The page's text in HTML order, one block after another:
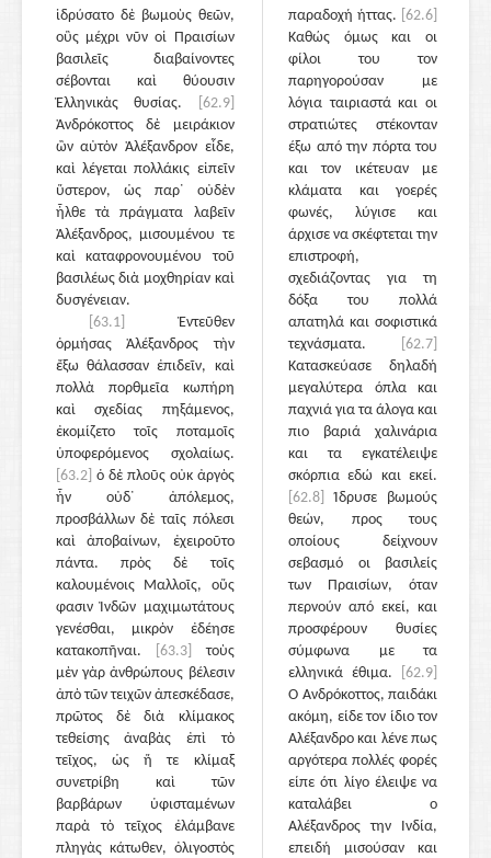
ἱδρύσατο δὲ βωμοὺς θεῶν,
οὓς μέχρι νῦν οἱ Πραισίων
βασιλεῖς διαβαίνοντες
σέβονται καὶ θύουσιν
Ἑλληνικὰς θυσίας.
[62.9]
Ἀνδρόκοττος δὲ μειράκιον
ὢν αὐτὸν Ἀλέξανδρον εἶδε,
καὶ λέγεται πολλάκις εἰπεῖν
ὕστερον, ὡς παρ᾽ οὐδὲν
ἦλθε τὰ πράγματα λαβεῖν
Ἀλέξανδρος, μισουμένου τε
καὶ καταφρονουμένου τοῦ
βασιλέως διὰ μοχθηρίαν καὶ
δυσγένειαν.
[63.1]
Ἐντεῦθεν
ὁρμήσας Ἀλέξανδρος τὴν
ἔξω θάλασσαν ἐπιδεῖν, καὶ
πολλὰ πορθμεῖα κωπήρη
καὶ σχεδίας πηξάμενος,
ἐκομίζετο τοῖς ποταμοῖς
ὑποφερόμενος σχολαίως.
[63.2] ὁ δὲ πλοῦς οὐκ ἀργὸς
ἦν οὐδ᾽ ἀπόλεμος,
προσβάλλων δὲ ταῖς πόλεσι
καὶ ἀποβαίνων, ἐχειροῦτο
πάντα. πρὸς δὲ τοῖς
καλουμένοις Μαλλοῖς, οὕς
φασιν Ἰνδῶν μαχιμωτάτους
γενέσθαι, μικρὸν ἐδέησε
κατακοπῆναι.
[63.3]
τοὺς
μὲν γὰρ ἀνθρώπους βέλεσιν
ἀπὸ τῶν τειχῶν ἀπεσκέδασε,
πρῶτος δὲ διὰ κλίμακος
τεθείσης ἀναβὰς ἐπὶ τὸ
τεῖχος, ὡς ἥ τε κλίμαξ
συνετρίβη καὶ τῶν
βαρβάρων ὑφισταμένων
παρὰ τὸ τεῖχος ἐλάμβανε
πληγὰς κάτωθεν, ὀλιγοστὸς
παραδοχή ήττας. [62.6]
Καθώς όμως και οι
φίλοι του τον
παρηγορούσαν με
λόγια ταιριαστά και οι
στρατιώτες στέκονταν
έξω από την πόρτα του
και τον ικέτευαν με
κλάματα και γοερές
φωνές, λύγισε και
άρχισε να σκέφτεται την
επιστροφή,
σχεδιάζοντας για τη
δόξα του πολλά
απατηλά και σοφιστικά
τεχνάσματα.
[62.7]
Κατασκεύασε δηλαδή
μεγαλύτερα όπλα και
παχνιά για τα άλογα και
πιο βαριά χαλινάρια
και τα εγκατέλειψε
σκόρπια εδώ και εκεί.
[62.8]
Ίδρυσε βωμούς
θεών, προς τους
οποίους δείχνουν
σεβασμό οι βασιλείς
των Πραισίων, όταν
περνούν από εκεί, και
προσφέρουν θυσίες
σύμφωνα με τα
ελληνικά έθιμα.
[62.9]
Ο Ανδρόκοττος, παιδάκι
ακόμη, είδε τον ίδιο τον
Αλέξανδρο και λένε πως
αργότερα πολλές φορές
είπε ότι λίγο έλειψε να
καταλάβει ο
Αλέξανδρος την Ινδία,
επειδή μισούσαν και